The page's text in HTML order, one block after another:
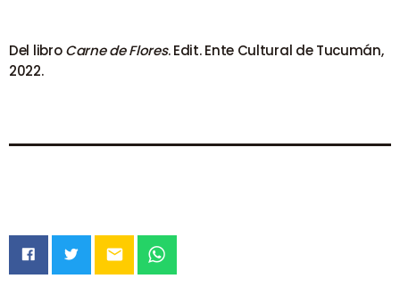
Del libroCarne de Flores. Edit. Ente Cultural de Tucumán,
2022.
email